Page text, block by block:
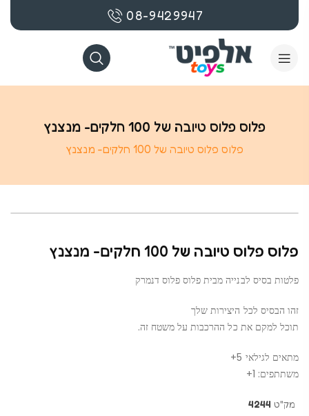
08-9429947
פלוס פלוס טיובה של 100 חלקים- מנצנץ
פלוס פלוס טיובה של 100 חלקים- מנצנץ
פלוס פלוס טיובה של 100 חלקים- מנצנץ
פלטות בסיס לבנייה מבית פלוס פלוס דנמרק
זהו הבסיס לכל היצירות שלך
תוכל למקם את כל ההרכבות על משטח זה.
מתאים לגילאי 5+
משתתפים: 1+
מק"ט 4244